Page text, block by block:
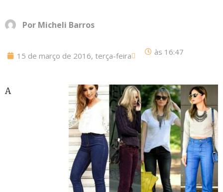
Por Micheli Barros
15 de março de 2016, terça-feira às 16:47
A